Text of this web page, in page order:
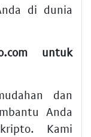
di dunia
untuk
dan
Anda
Kami